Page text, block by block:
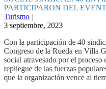
PARTICIPARON DEL
Turismo |
3 septiembre, 2023
Con la participación de 40
Congreso de la Rueda en Villa
social atravesado por el proceso
repliegue de las fuerzas
que la organización vence al